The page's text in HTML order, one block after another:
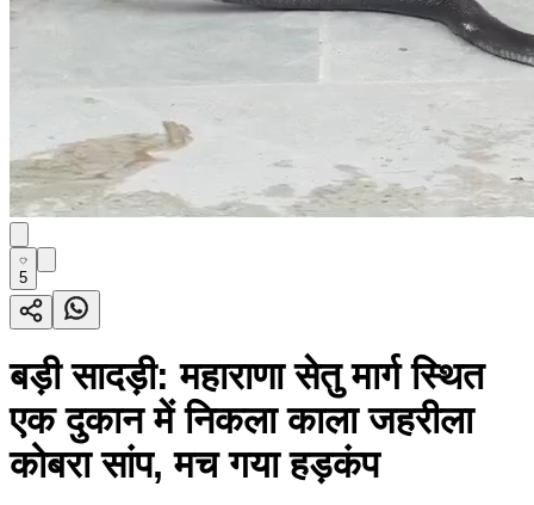
5
बड़ी सादड़ी: महाराणा सेतु मार्ग स्थित
एक दुकान में निकला काला जहरीला
कोबरा सांप, मच गया हड़कंप